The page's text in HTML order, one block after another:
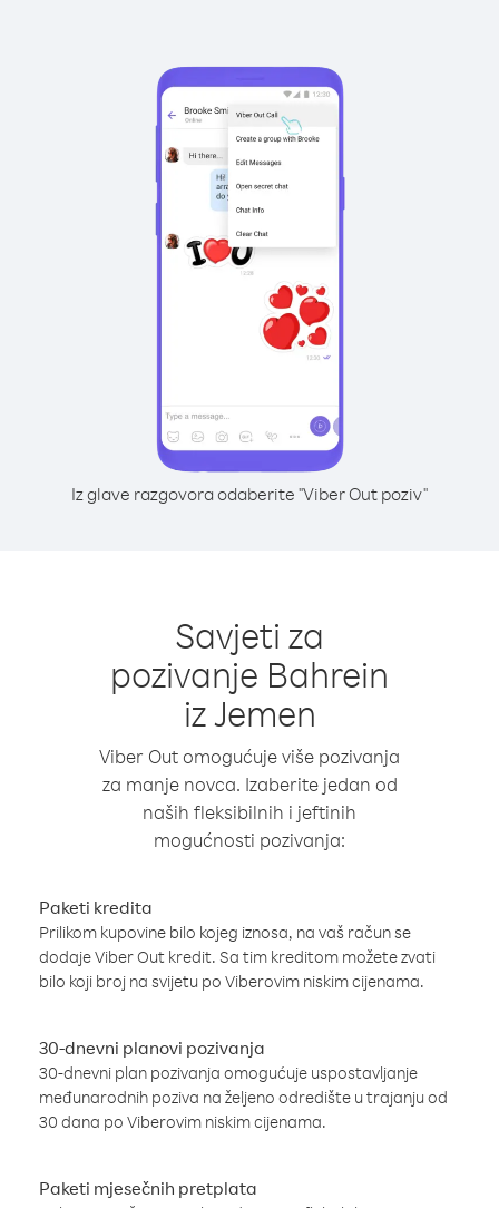
Iz glave razgovora odaberite "Viber Out poziv"
Savjeti za
pozivanje Bahrein
iz Jemen
Viber Out omogućuje više pozivanja
za manje novca. Izaberite jedan od
naših fleksibilnih i jeftinih
mogućnosti pozivanja:
Paketi kredita
Prilikom kupovine bilo kojeg iznosa, na vaš račun se
dodaje Viber Out kredit. Sa tim kreditom možete zvati
bilo koji broj na svijetu po Viberovim niskim cijenama.
30-dnevni planovi pozivanja
30-dnevni plan pozivanja omogućuje uspostavljanje
međunarodnih poziva na željeno odredište u trajanju od
30 dana po Viberovim niskim cijenama.
Paketi mjesečnih pretplata